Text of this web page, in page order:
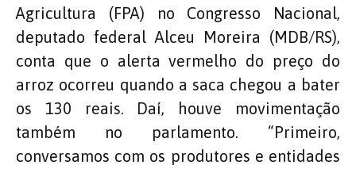
Agricultura (FPA) no Congresso Nacional,
deputado federal Alceu Moreira (MDB/RS),
conta que o alerta vermelho do preço do
arroz ocorreu quando a saca chegou a bater
os 130 reais. Daí, houve movimentação
também no parlamento. “Primeiro,
conversamos com os produtores e entidades